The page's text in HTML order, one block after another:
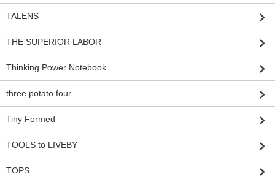
TALENS
THE SUPERIOR LABOR
Thinking Power Notebook
three potato four
Tiny Formed
TOOLS to LIVEBY
TOPS